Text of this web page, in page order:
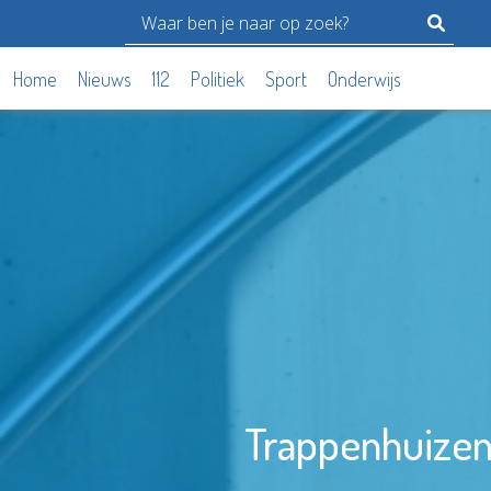
Home Nieuws 112 Politiek Sport Onderwijs